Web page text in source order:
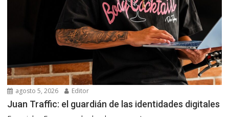
agosto 5, 2026 Editor
Juan Traffic: el guardián de las identidades digitales